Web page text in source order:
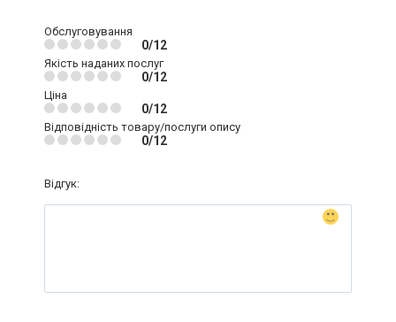
Обслуговування
0/12
Якість наданих послуг
0/12
Ціна
0/12
Відповідність товару/послуги опису
0/12
Відгук: